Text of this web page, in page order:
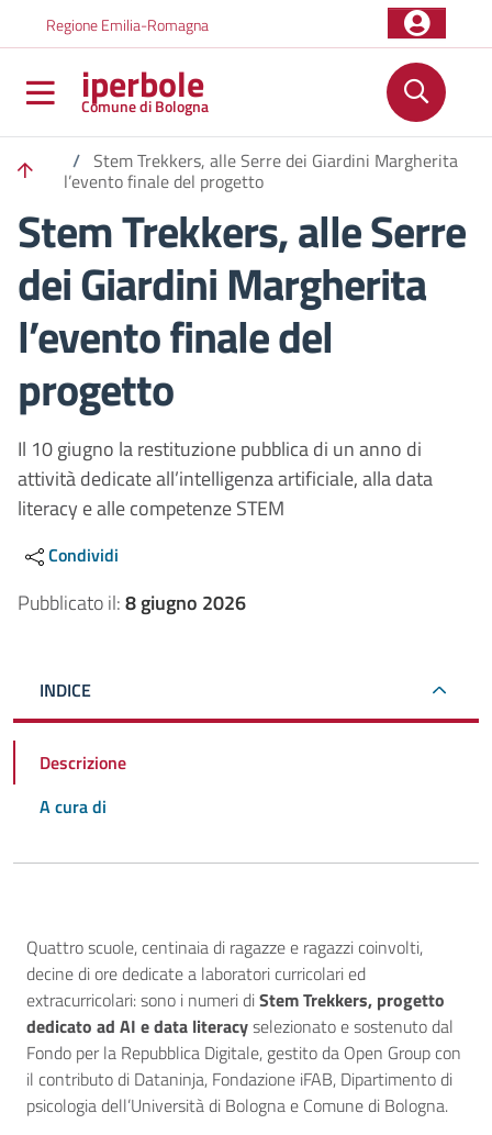
Regione Emilia-Romagna
iperbole
Comune di Bologna
/ Stem Trekkers, alle Serre dei Giardini Margherita
l’evento finale del progetto
Stem Trekkers, alle Serre
dei Giardini Margherita
l’evento finale del
progetto
Il 10 giugno la restituzione pubblica di un anno di
attività dedicate all’intelligenza artificiale, alla data
literacy e alle competenze STEM
Condividi
Pubblicato il:8 giugno 2026
INDICE
Descrizione
A cura di
Descrizione
Quattro scuole, centinaia di ragazze e ragazzi coinvolti,
decine di ore dedicate a laboratori curricolari ed
extracurricolari: sono i numeri diStem Trekkers, progetto
dedicato ad AI e data literacyselezionato e sostenuto dal
Fondo per la Repubblica Digitale, gestito da Open Group con
il contributo di Dataninja, Fondazione iFAB, Dipartimento di
psicologia dell’Università di Bologna e Comune di Bologna.